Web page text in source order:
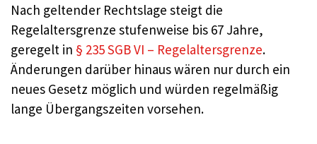
Nach geltender Rechtslage steigt die
Regelaltersgrenze stufenweise bis 67 Jahre,
geregelt in § 235 SGB VI – Regelaltersgrenze.
Änderungen darüber hinaus wären nur durch ein
neues Gesetz möglich und würden regelmäßig
lange Übergangszeiten vorsehen.